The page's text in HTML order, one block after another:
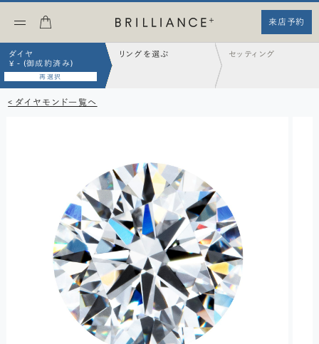
来店予約
ダイヤ
¥ - (御成約済み)
再選択
リングを選ぶ セッティング
< ダイヤモンド一覧へ